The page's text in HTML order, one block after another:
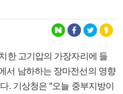
한 고기압의 가장자리에 들
서 남하하는 장마전선의 영향
. 기상청은 "오늘 중부지방이